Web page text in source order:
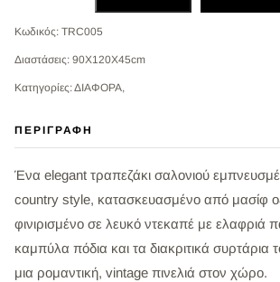
Κωδικός: TRC005
Διαστάσεις: 90X120X45cm
Κατηγορίες: ΔΙΑΦΟΡΑ,
ΠΕΡΙΓΡΑΦΉ
Ένα elegant τραπεζάκι σαλονιού
country style, κατασκευασμένο από μασίφ
φινιρισμένο σε λευκό ντεκαπέ με ελαφριά
καμπύλα πόδια και τα διακριτικά συρτάρια
μια ρομαντική, vintage πινελιά στον χώρο.